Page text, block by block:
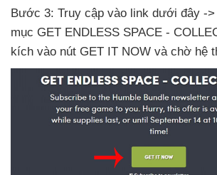
Bước 3: Truy cập vào link dưới đây -
mục GET ENDLESS SPACE -
kích vào nút GET IT NOW và chờ hệ